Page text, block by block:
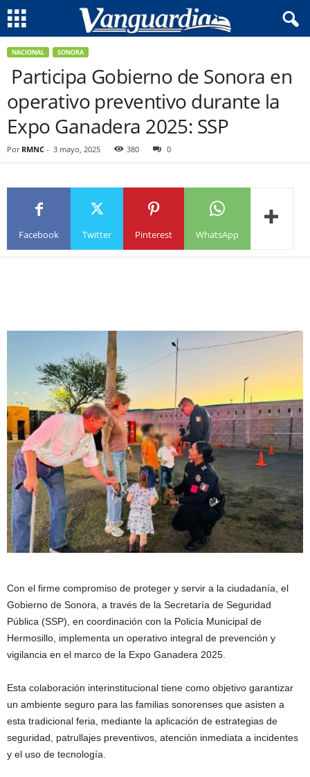
NACIONAL SONORA
Participa Gobierno de Sonora en
operativo preventivo durante la
Expo Ganadera 2025: SSP
Por RMNC - 3 mayo, 2025 380 0
Facebook Twitter Pinterest WhatsApp
Con el firme compromiso de proteger y servir a la ciudadanía, el
Gobierno de Sonora, a través de la Secretaría de Seguridad
Pública (SSP), en coordinación con la Policía Municipal de
Hermosillo, implementa un operativo integral de prevención y
vigilancia en el marco de la Expo Ganadera 2025.
Esta colaboración interinstitucional tiene como objetivo garantizar
un ambiente seguro para las familias sonorenses que asisten a
esta tradicional feria, mediante la aplicación de estrategias de
seguridad, patrullajes preventivos, atención inmediata a incidentes
y el uso de tecnología.